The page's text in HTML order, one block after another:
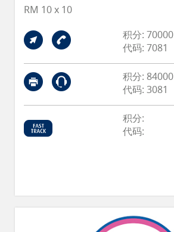
RM 10 x 10
积分: 70000
代码: 7081
积分: 84000
代码: 3081
积分:
代码: